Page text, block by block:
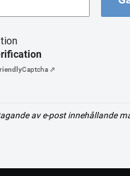
Captcha ⇗
av e-post innehållande